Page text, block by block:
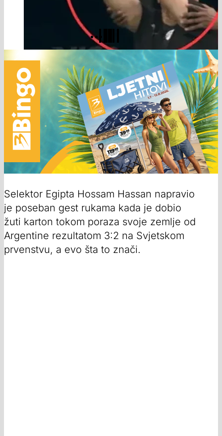
Selektor Egipta Hossam Hassan napravio
je poseban gest rukama kada je dobio
žuti karton tokom poraza svoje zemlje od
Argentine rezultatom 3:2 na Svjetskom
prvenstvu, a evo šta to znači.